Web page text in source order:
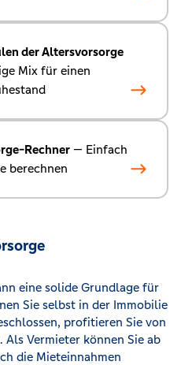
der Altersvorsorge
Mix für einen
Rechner — Einfach
berechnen
eine solide Grundlage für
Sie selbst in der Immobilie
profitieren Sie von
Vermieter können Sie ab
die Mieteinnahmen